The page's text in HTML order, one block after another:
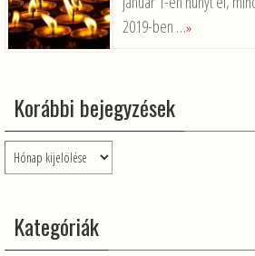
2019-ben …»
Korábbi bejegyzések
Korábbi
bejegyzések
Kategóriák